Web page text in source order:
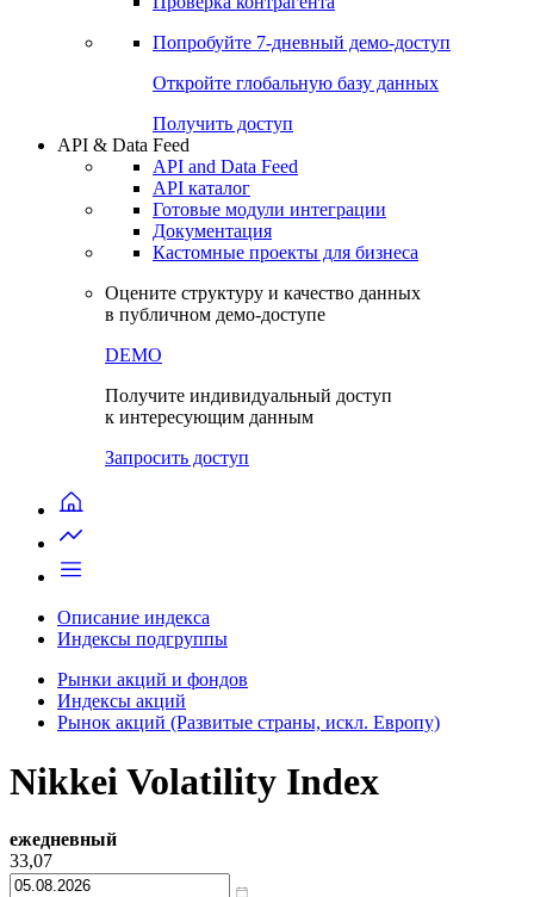
Попробуйте 7-дневный демо-доступ
Откройте глобальную базу данных
Получить доступ
API & Data Feed
API and Data Feed
API каталог
Готовые модули интеграции
Документация
Кастомные проекты для бизнеса
Оцените структуру и качество данных
в публичном демо-доступе
DEMO
Получите индивидуальный доступ
к интересующим данным
Запросить доступ
Описание индекса
Индексы подгруппы
Рынки акций и фондов
Индексы акций
Рынок акций (Развитые страны, искл. Европу)
Nikkei Volatility Index
ежедневный
33,07